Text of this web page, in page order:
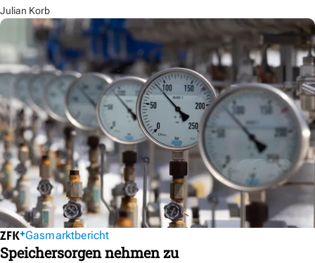
Julian Korb
Gasmarktbericht
Speichersorgen nehmen zu